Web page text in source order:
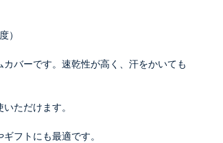
）
バーです。速乾性が高く、汗をかいても
ただけます。
フトにも最適です。